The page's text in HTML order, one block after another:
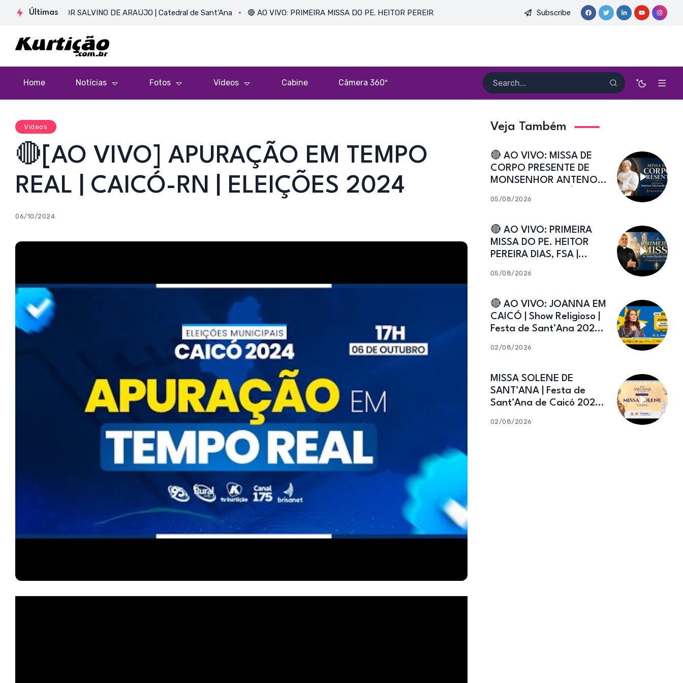
Últimas
ANTENOR SALVINO DE ARAÚJO | Catedral de Sant’Ana 🔴 AO VIVO: PRIMEIRA MISSA DO PE. HEITOR PEREIRA DIAS, FSA | Catedral de Sant’Ana | Caicó-RN 🔴 AO VIVO: JOANNA EM
Subscribe
Home Notícias Fotos Vídeos Cabine Câmera 360º
Vídeos
🔴[AO VIVO] APURAÇÃO EM TEMPO
REAL | CAICÓ-RN | ELEIÇÕES 2024
06/10/2024
Veja Também
🔴 AO VIVO: MISSA DE
CORPO PRESENTE DE
MONSENHOR ANTENOR
Catedral de Sant’Ana
05/08/2026
🔴 AO VIVO: PRIMEIRA
MISSA DO PE. HEITOR
PEREIRA DIAS, FSA |
Caicó-RN
05/08/2026
🔴 AO VIVO: JOANNA EM
CAICÓ | Show Religioso |
Festa de Sant’Ana 2026 |
02/08/2026
MISSA SOLENE DE
SANT’ANA | Festa de
Sant’Ana de Caicó 2026 |
02/08/2026